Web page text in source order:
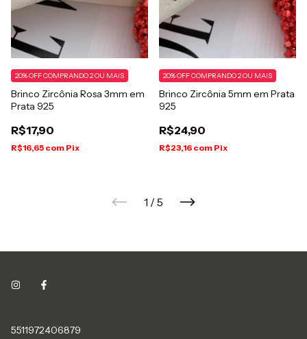
Brinco Zircônia Rosa 3mm em
Prata 925
R$17,90
20% OFF COMPRANDO 2 OU MAIS
R$16,65 com Pix
Brinco Zircônia 5mm em Prata
925
R$24,90
20% OFF COMPRANDO 2 OU MAIS
R$23,16 com Pix
1 / 5
5511972406879